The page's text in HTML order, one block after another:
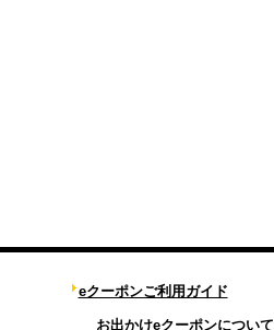
eクーポンご利用ガイド
お出かけeクーポンについて